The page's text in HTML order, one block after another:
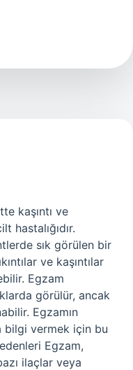
kaşıntı ve
hastalığıdır.
sık görülen bir
ve kaşıntılar
Egzam
görülür, ancak
Egzamın
bilgi vermek için bu
Egzam,
ilaçlar veya